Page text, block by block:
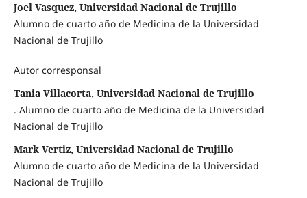
Joel Vasquez, Universidad Nacional de Trujillo
Alumno de cuarto año de Medicina de la Universidad
Nacional de Trujillo
Autor corresponsal
Tania Villacorta, Universidad Nacional de Trujillo
. Alumno de cuarto año de Medicina de la Universidad
Nacional de Trujillo
Mark Vertiz, Universidad Nacional de Trujillo
Alumno de cuarto año de Medicina de la Universidad
Nacional de Trujillo